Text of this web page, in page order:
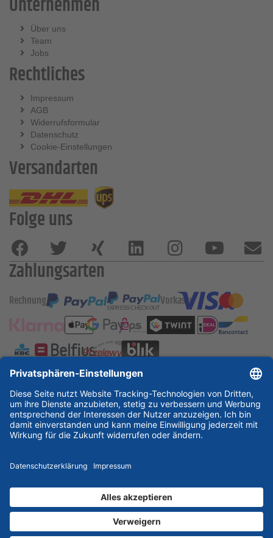
Unternehmen
Über uns
Team
Jobs
Rechtliches
Impressum
AGB
Widerrufsformular
Datenschutz
Cookie-Einstellungen
Versandarten
Folge uns
Zahlungsarten
Rechnung Vorkasse
ESSKA International
new
new new